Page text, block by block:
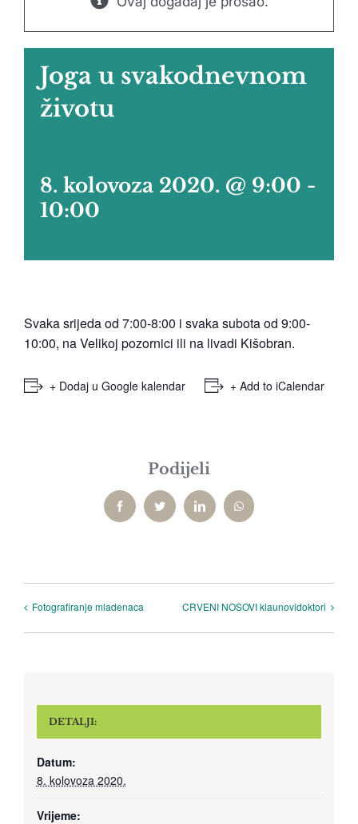
Joga u svakodnevnom
životu
8. kolovoza 2020. @ 9:00 -
10:00
Svaka srijeda od 7:00-8:00 i svaka subota od 9:00-
10:00, na Velikoj pozornici ili na livadi Kišobran.
+ Dodaj u Google kalendar + Add to iCalendar
Podijeli
FacebookTwitter LinkedInWhatsApp
Fotografiranje mladenaca CRVENI NOSOVI klaunovidoktori
DETALJI:
Datum:
8. kolovoza 2020.
Vrijeme: